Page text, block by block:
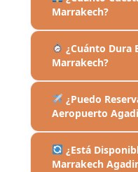
Marrakech?
¿Cuánto Dura
Marrakech?
¿Puedo
Aeropuerto
¿Está
Marrakech